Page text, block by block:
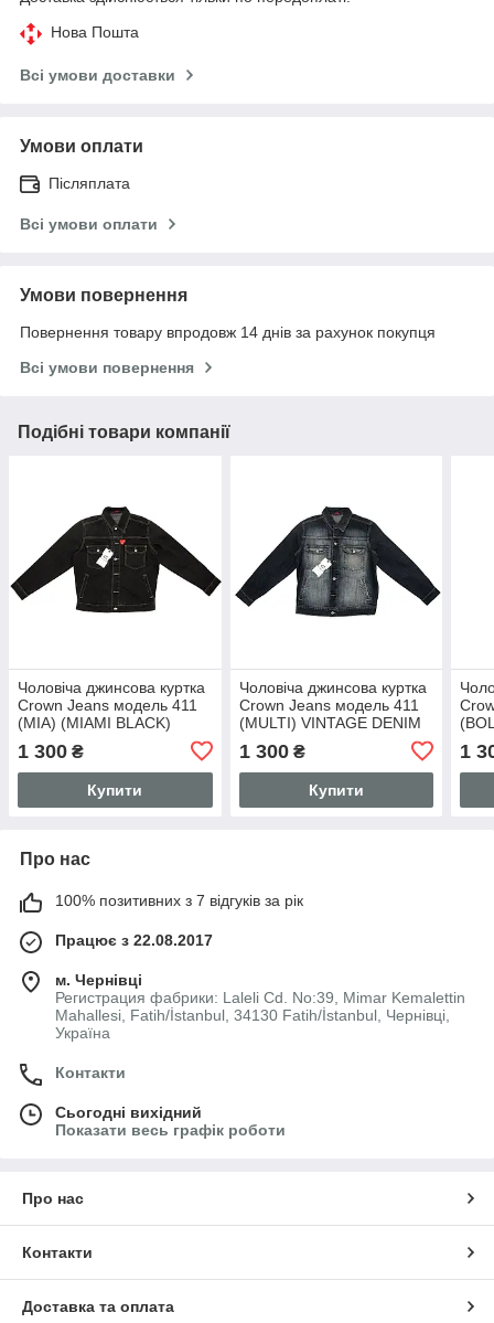
Нова Пошта
Всі умови доставки
Умови оплати
Післяплата
Всі умови оплати
Умови повернення
Повернення товару впродовж 14 днів за рахунок покупця
Всі умови повернення
Подібні товари компанії
Чоловіча джинсова куртка
Crown Jeans модель 411
(MIA) (MIAMI BLACK)
COLLECTION
1 300 ₴
Купити
Чоловіча джинсова куртка
Crown Jeans модель 411
(MULTI) VINTAGE DENIM
1 300₴
Купити
1
Про нас
100% позитивних з 7 відгуків за рік
Працює з 22.08.2017
м. Чернівці
Регистрация фабрики: Laleli Cd. No:39, Mimar Kemalettin
Mahallesi, Fatih/İstanbul, 34130 Fatih/İstanbul, Чернівці,
Україна
Контакти
Сьогодні вихідний
Показати весь графік роботи
Про нас
Контакти
Доставка та оплата